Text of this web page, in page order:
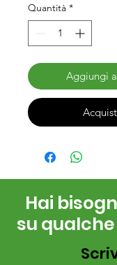
Quantità *
Aggiungi
Hai
su